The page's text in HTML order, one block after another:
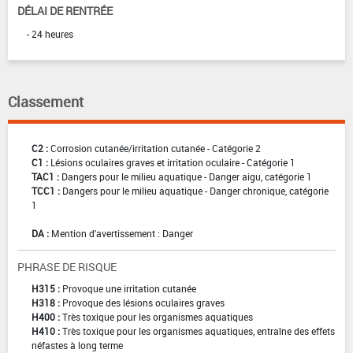
DÉLAI DE RENTRÉE
- 24 heures
Classement
C2 :Corrosion cutanée/irritation cutanée - Catégorie 2
C1 : Lésions oculaires graves et irritation oculaire - Catégorie 1
TAC1 : Dangers pour le milieu aquatique - Danger aigu, catégorie 1
TCC1 : Dangers pour le milieu aquatique - Danger chronique, catégorie
1
DA : Mention d'avertissement : Danger
PHRASE DE RISQUE
H315 : Provoque une irritation cutanée
H318 : Provoque des lésions oculaires graves
H400 :Très toxique pour les organismes aquatiques
H410 :Très toxique pour les organismes aquatiques, entraîne des effets
néfastes à long terme